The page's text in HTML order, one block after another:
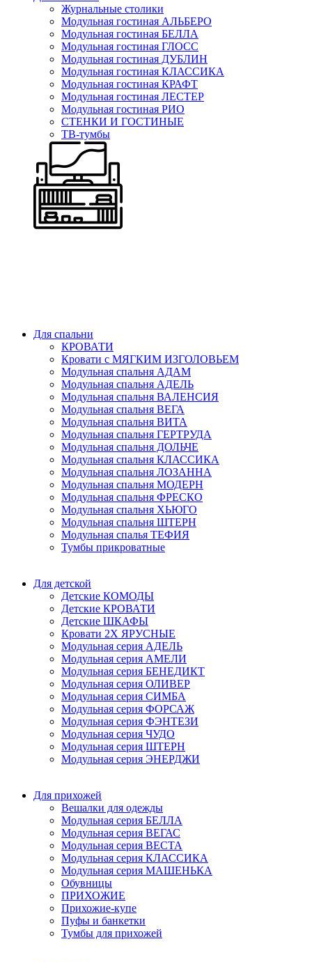
Журнальные столики
Модульная гостиная АЛЬБЕРО
Модульная гостиная БЕЛЛА
Модульная гостиная ГЛОСС
Модульная гостиная ДУБЛИН
Модульная гостиная КЛАССИКА
Модульная гостиная КРАФТ
Модульная гостиная ЛЕСТЕР
Модульная гостиная РИО
СТЕНКИ И ГОСТИНЫЕ
ТВ-тумбы
Для спальни
КРОВАТИ
Кровати с МЯГКИМ ИЗГОЛОВЬЕМ
Модульная спальня АДАМ
Модульная спальня АДЕЛЬ
Модульная спальня ВАЛЕНСИЯ
Модульная спальня ВЕГА
Модульная спальня ВИТА
Модульная спальня ГЕРТРУДА
Модульная спальня ДОЛЬЧЕ
Модульная спальня КЛАССИКА
Модульная спальня ЛОЗАННА
Модульная спальня МОДЕРН
Модульная спальня ФРЕСКО
Модульная спальня ХЬЮГО
Модульная спальня ШТЕРН
Модульная спалья ТЕФИЯ
Тумбы прикроватные
Для детской
Детские КОМОДЫ
Детские КРОВАТИ
Детские ШКАФЫ
Кровати 2Х ЯРУСНЫЕ
Модульная серия АДЕЛЬ
Модульная серия АМЕЛИ
Модульная серия БЕНЕДИКТ
Модульная серия ОЛИВЕР
Модульная серия СИМБА
Модульная серия ФОРСАЖ
Модульная серия ФЭНТЕЗИ
Модульная серия ЧУДО
Модульная серия ШТЕРН
Модульная серия ЭНЕРДЖИ
Для прихожей
Вешалки для одежды
Модульная серия БЕЛЛА
Модульная серия ВЕГАС
Модульная серия ВЕСТА
Модульная серия КЛАССИКА
Модульная серия МАШЕНЬКА
Обувницы
ПРИХОЖИЕ
Прихожие-купе
Пуфы и банкетки
Тумбы для прихожей